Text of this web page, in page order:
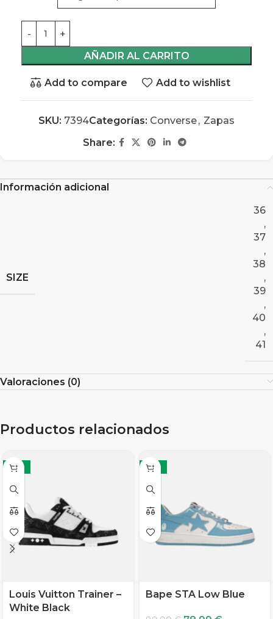
AÑADIR AL CARRITO
Add to compare Add to wishlist
SKU: 7394Categorías: Converse, Zapas
Share:
Información adicional
SIZE
36
,
37
,
38
,
39
,
40
,
41
Valoraciones (0)
Productos relacionados
-19%
Louis Vuitton Trainer –
White Black
-12%
Bape STA Low Blue